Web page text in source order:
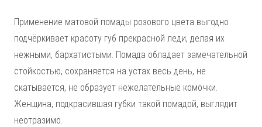
Применение матовой помады розового цвета выгодно
подчёркивает красоту губ прекрасной леди, делая их
нежными, бархатистыми. Помада обладает замечательной
стойкостью, сохраняется на устах весь день, не
скатывается, не образует нежелательные комочки.
Женщина, подкрасившая губки такой помадой, выглядит
неотразимо.